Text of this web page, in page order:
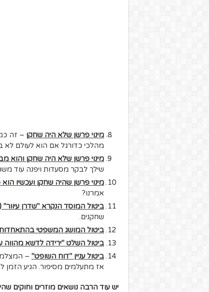
מינוי פרשן שלא היה שחקן – זה
מהלכי כדורגל אם הוא לעולם לא
מינוי פרשן שלא היה שחקן והוא
שילך לבקר מסעדות ויפנה עוד
מינוי פרשן שהיה שחקן ועכשיו הוא
אמרנו?
ביטול המוסד הנקרא "שדרן עיוור"
שחקנים.
ביטול המושג המשפטי בהתאחדות
ביטול השלט "ירידה לדשא מהווה
ביטול עניין "דוח השופט" –
אז מתעלמים מסיפור. הגיע הזמן
יש עוד הרבה נושאים מוזרים וחוקים